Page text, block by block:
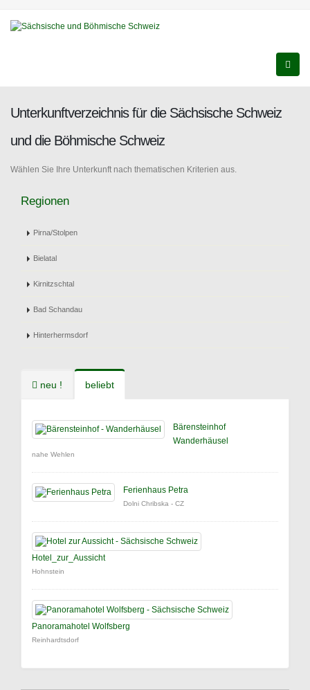
Unterkunftverzeichnis für die Sächsische Schweiz
und die Böhmische Schweiz
Wählen Sie Ihre Unterkunft nach thematischen Kriterien aus.
Regionen
Pirna/Stolpen
Bielatal
Kirnitzschtal
Bad Schandau
Hinterhermsdorf
neu ! beliebt
Bärensteinhof
Wanderhäusel
nahe Wehlen
Ferienhaus Petra
Dolni Chribska - CZ
Hotel_zur_Aussicht
Hohnstein
Panoramahotel Wolfsberg
Reinhardtsdorf